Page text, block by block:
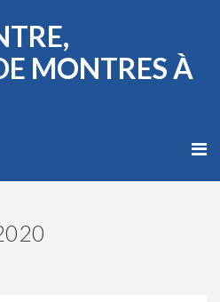
MONTRES À